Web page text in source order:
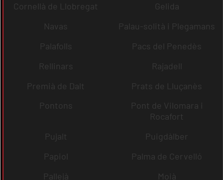
Cornellà de Llobregat
Gelida
Navas
Palau-solità i Plegamans
Palafolls
Pacs del Penedès
Rellinars
Rajadell
Premià de Dalt
Prats de Lluçanès
Pontons
Pont de Vilomara i
Rocafort
Pujalt
Puigdàlber
Papiol
Palma de Cervelló
Pallejà
Moià